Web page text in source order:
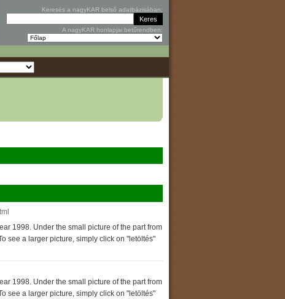
Keresés a nagyKAR belső adatbázisában:
A nagyKAR honlapjai betűrendben:
1998. Under the small picture of the part from
see a larger picture, simply click on "letöltés"
1998. Under the small picture of the part from
see a larger picture, simply click on "letöltés"